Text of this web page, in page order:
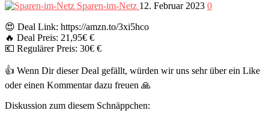
Sparen-im-Netz 12. Februar 2023 0
😍 Deal Link: https://amzn.to/3xi5hco
🔥 Deal Preis: 21,95€ €
💶 Regulärer Preis: 30€ €
👍 Wenn Dir dieser Deal gefällt, würden wir uns sehr über ein Like
oder einen Kommentar dazu freuen 🙏
Diskussion zum diesem Schnäppchen: